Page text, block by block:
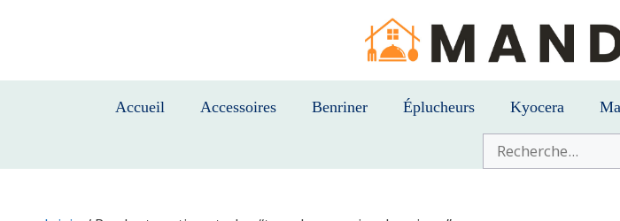
Accueil Accessoires Benriner Éplucheurs Kyocera
Buscar